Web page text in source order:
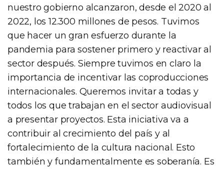
nuestro gobierno alcanzaron, desde el 2020 al
2022, los 12.300 millones de pesos. Tuvimos
que hacer un gran esfuerzo durante la
pandemia para sostener primero y reactivar al
sector después. Siempre tuvimos en claro la
importancia de incentivar las coproducciones
internacionales. Queremos invitar a todas y
todos los que trabajan en el sector audiovisual
a presentar proyectos. Esta iniciativa va a
contribuir al crecimiento del país y al
fortalecimiento de la cultura nacional. Esto
también y fundamentalmente es soberanía. Es